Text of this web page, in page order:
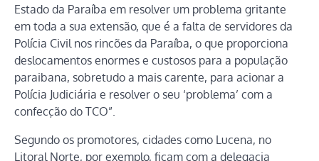
Estado da Paraíba em resolver um problema gritante
em toda a sua extensão, que é a falta de servidores da
Polícia Civil nos rincões da Paraíba, o que proporciona
deslocamentos enormes e custosos para a população
paraibana, sobretudo a mais carente, para acionar a
Polícia Judiciária e resolver o seu ‘problema’ com a
confecção do TCO”.
Segundo os promotores, cidades como Lucena, no
Litoral Norte, por exemplo, ficam com a delegacia